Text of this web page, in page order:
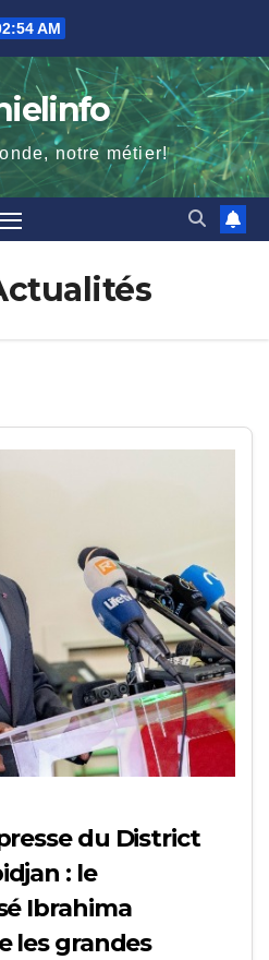
AM
notre métier!
du District
: le
Ibrahima
les grandes